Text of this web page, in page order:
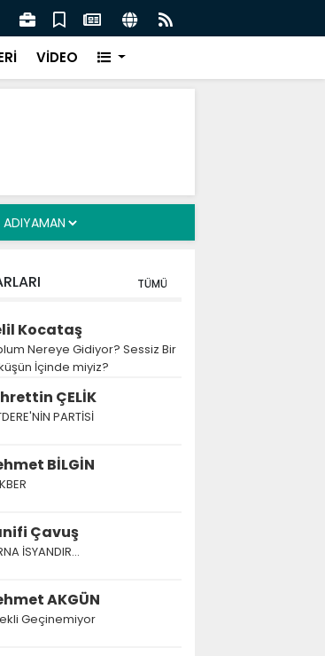
Kaynağı İçin Milli Yetkinlik Hamlesi
VİDEO
TÜMÜ
Kocataş
Nereye Gidiyor? Sessiz Bir
İçinde miyiz?
ÇELİK
PARTİSİ
BİLGİN
Çavuş
İSYANDIR...
AKGÜN
Geçinemiyor